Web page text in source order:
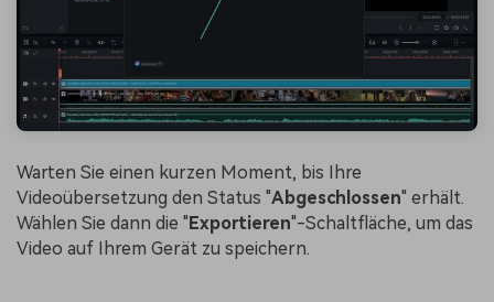
Warten Sie einen kurzen Moment, bis Ihre
Videoübersetzung den Status "Abgeschlossen" erhält.
Wählen Sie dann die "Exportieren"-Schaltfläche, um das
Video auf Ihrem Gerät zu speichern.